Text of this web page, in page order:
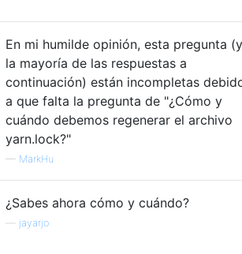
En mi humilde opinión, esta pregunta (y
la mayoría de las respuestas a
continuación) están incompletas
a que falta la pregunta de "¿Cómo y
cuándo debemos regenerar el archivo
yarn.lock?"
— MarkHu
¿Sabes ahora cómo y cuándo?
jayarjo